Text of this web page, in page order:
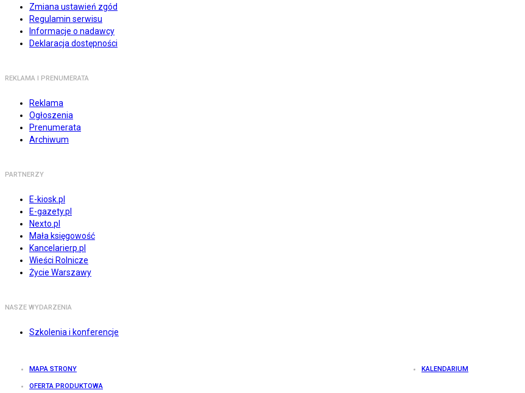
Zmiana ustawień zgód
Regulamin serwisu
Informacje o nadawcy
Deklaracja dostępności
REKLAMA I PRENUMERATA
Reklama
Ogłoszenia
Prenumerata
Archiwum
PARTNERZY
E-kiosk.pl
E-gazety.pl
Nexto.pl
Mała księgowość
Kancelarierp.pl
Wieści Rolnicze
Życie Warszawy
NASZE WYDARZENIA
Szkolenia i konferencje
MAPA STRONY KALENDARIUM
OFERTA PRODUKTOWA